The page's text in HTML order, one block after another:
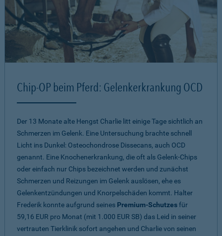
Chip-OP beim Pferd: Gelenkerkrankung OCD
Der 13 Monate alte Hengst Charlie litt einige Tage sichtlich an
Schmerzen im Gelenk. Eine Untersuchung brachte schnell
Licht ins Dunkel: Osteochondrose Dissecans, auch OCD
genannt. Eine Knochenerkrankung, die oft als Gelenk-Chips
oder einfach nur Chips bezeichnet werden und zunächst
Schmerzen und Reizungen im Gelenk auslösen, ehe es
Gelenkentzündungen und Knorpelschäden kommt. Halter
Frederik konnte aufgrund seines Premium-Schutzesfür
59,16 EUR pro Monat (mit 1.000 EUR SB) das Leid in seiner
vertrauten Tierklinik sofort angehen und Charlie von seinen